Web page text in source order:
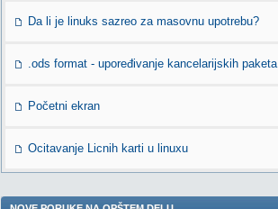
Da li je linuks sazreo za masovnu upotrebu?
.ods format - upoređivanje kancelarijskih paketa
Početni ekran
Ocitavanje Licnih karti u linuxu